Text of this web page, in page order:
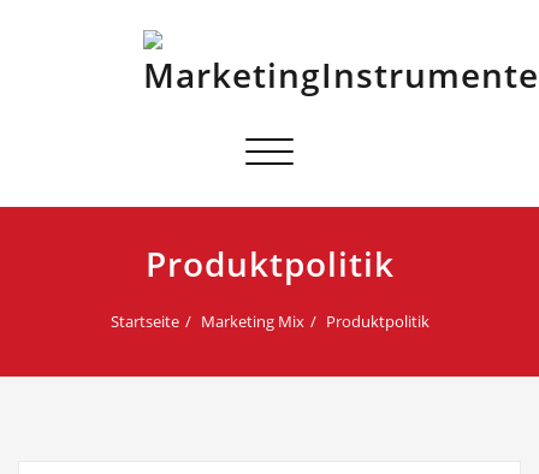
Schalte
Produktpolitik
Startseite Marketing Mix Produktpolitik